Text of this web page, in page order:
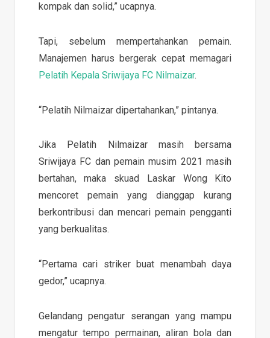
kompak dan solid,” ucapnya.
Tapi, sebelum mempertahankan pemain.
Manajemen harus bergerak cepat memagari
Pelatih Kepala Sriwijaya FC Nilmaizar.
“Pelatih Nilmaizar dipertahankan,” pintanya.
Jika Pelatih Nilmaizar masih bersama
Sriwijaya FC dan pemain musim 2021 masih
bertahan, maka skuad Laskar Wong Kito
mencoret pemain yang dianggap kurang
berkontribusi dan mencari pemain pengganti
yang berkualitas.
“Pertama cari striker buat menambah daya
gedor,” ucapnya.
Gelandang pengatur serangan yang mampu
mengatur tempo permainan, aliran bola dan